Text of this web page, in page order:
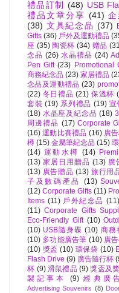
禮品訂制
(48) USB
禮品文章分享 (41) 企
(38) 文具紀念品 (37)
Gifts (36) 戶外及運動禮品
座 (35) 陶瓷杯 (34) 赠品
念品 (26) 水晶禮品 (24)
Pen Gift (23) Promotional
商務紀念品 (23) 家居禮品
念品及運動禮品 (23)
(22) 冬日禮品 (21) 保溫杯
套裝 (19) 系列禮品 (19) 宣
(18) 水晶座及紀念品 (18)
周邊禮品 (17) Corporate
(16) 運動比賽禮品 (16) 廣
樽 (15) 金屬筆紀念品 (15)
(14) 運動水樽 (14)
(13) 家居日用贈品 (13) 廣
(13) 廣告贈品 (13) 旅行用
子及數碼產品
(13)
(12) Corporate Gifts (11)
Items (11) 戶外紀念品 (11)
(11) Corporate Gifts
Eco-Friendly Gift (10)
(10) USB隨身碟 (10) 商務
(10) 多功能廣告筆 (10) 廣
(10) 獎盃 (10) 環保袋 (10)
Flash Drive (9) 廣告隨行杯
杯 (9) 滑鼠禮品 (9) 獎盃及
製記事本
(9) 經典廣
Advertising Souvenirs (8)